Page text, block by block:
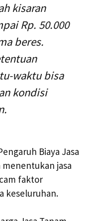
kisaran
Rp. 50.000
beres.
waktu bisa
kondisi
Biaya Jasa
menentukan jasa
faktor
keseluruhan.